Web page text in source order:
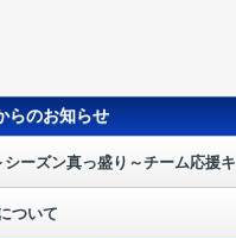
のお知らせ
ーズン真っ盛り～チーム応援
ついて